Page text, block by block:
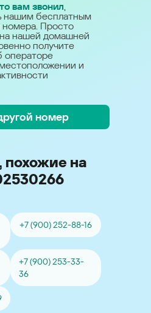
вам звонил,
нашим бесплатным
Просто
нашей домашней
получите
и
номер
на
+7 (900) 252-88-16
+7 (900) 253-33-
36